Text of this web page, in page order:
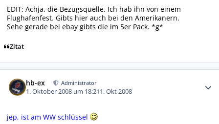
EDIT: Achja, die Bezugsquelle. Ich hab ihn von einem
Flughafenfest. Gibts hier auch bei den Amerikanern.
Sehe gerade bei ebay gibts die im 5er Pack. *g*
Zitat
hb-ex Administrator
1. Oktober 2008 um 18:211. Okt 2008
jep, ist am WW schlüssel